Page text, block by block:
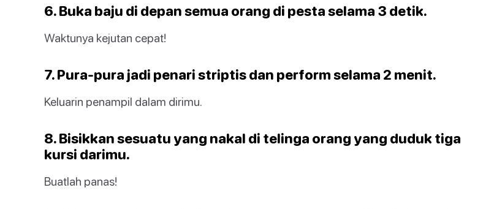
6. Buka baju di depan semua orang di pesta selama 3 detik.
Waktunya kejutan cepat!
7. Pura-pura jadi penari striptis dan perform selama 2 menit.
Keluarin penampil dalam dirimu.
8. Bisikkan sesuatu yang nakal di telinga orang yang duduk tiga
kursi darimu.
Buatlah panas!